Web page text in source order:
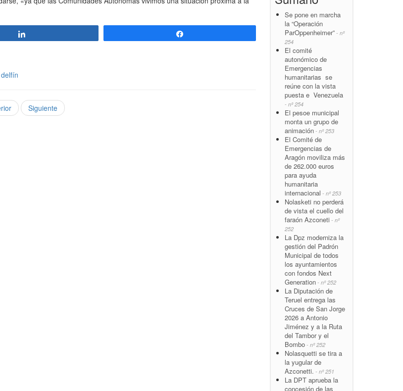
Siguiente
Se pone en marcha
la “Operación
ParOppenheimer” - nº
254
El comité
autonómico de
Emergencias
humanitarias se
reúne con la vista
puesta e Venezuela
- nº 254
El pesoe municipal
monta un grupo de
animación - nº 253
El Comité de
Emergencias de
Aragón moviliza más
de 262.000 euros
para ayuda
humanitaria
internacional - nº 253
Nolasketi no perderá
de vista el cuello del
faraón Azconeti - nº
252
La Dpz moderniza la
gestión del Padrón
Municipal de todos
los ayuntamientos
con fondos Next
Generation - nº 252
La Diputación de
Teruel entrega las
Cruces de San Jorge
2026 a Antonio
Jiménez y a la Ruta
del Tambor y el
Bombo - nº 252
Nolasquetti se tira a
la yugular de
Azconetti. - nº 251
La DPT aprueba la
concesión de las